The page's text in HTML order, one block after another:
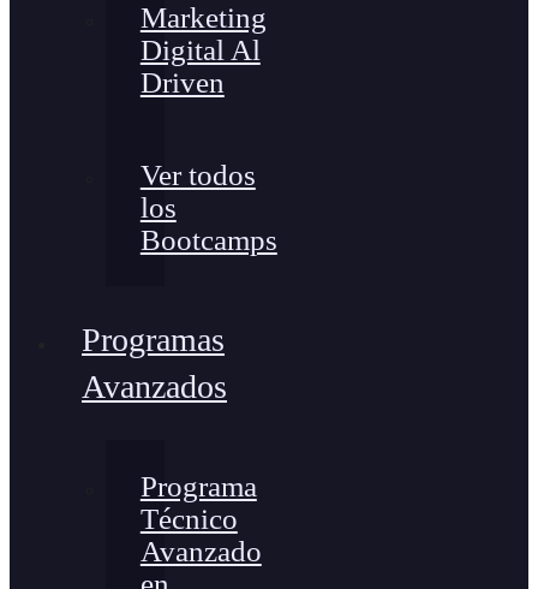
Marketing
Digital Al
Driven
Ver todos
los
Bootcamps
Programas
Avanzados
Programa
Técnico
Avanzado